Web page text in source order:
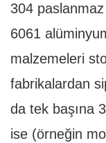
304
6061
malzemeleri
fabrikalardan
da tek başına
ise (örneğin